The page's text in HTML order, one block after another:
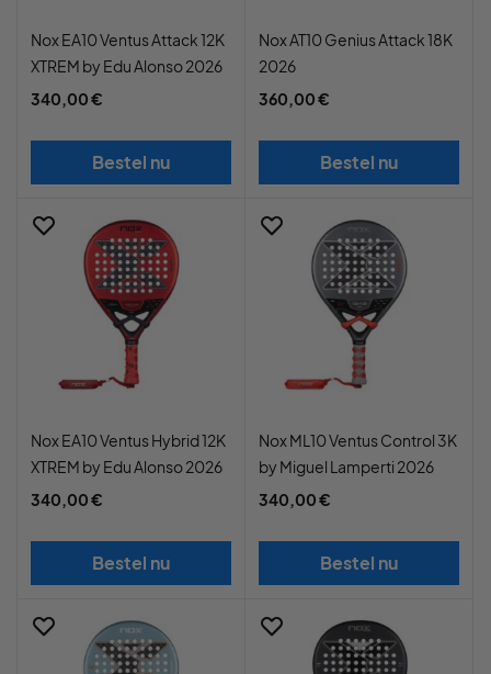
Nox EA10 Ventus Attack 12K
XTREM by Edu Alonso 2026
340,00 €
Bestel nu
Nox AT10 Genius Attack 18K
2026
360,00 €
Bestel nu
Nox EA10 Ventus Hybrid 12K
XTREM by Edu Alonso 2026
340,00 €
Bestel nu
Nox ML10 Ventus Control 3K
by Miguel Lamperti 2026
340,00 €
Bestel nu